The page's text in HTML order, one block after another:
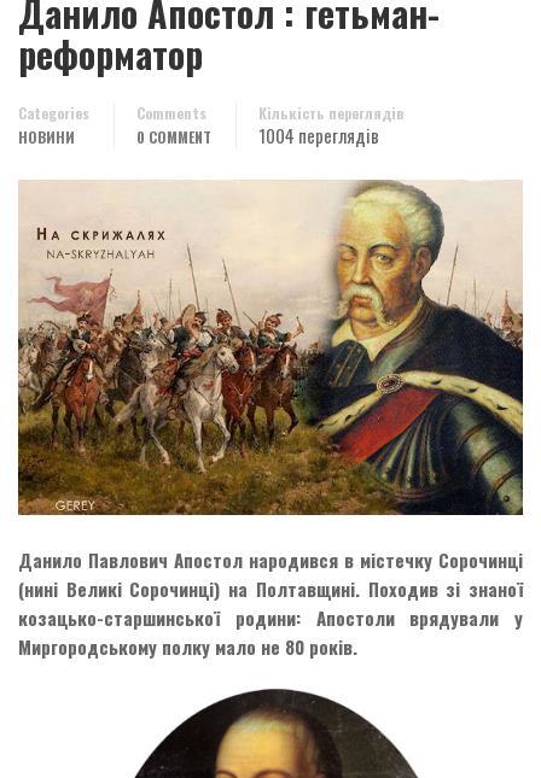
Данило Апостол : гетьман-
реформатор
Categories
НОВИНИ
Comments
0 COMMENT
Кількість переглядів
1004 переглядів
Данило Павлович Апостол народився в містечку Сорочинці
(нині Великі Сорочинці) на Полтавщині. Походив зі знаної
козацько-старшинської родини: Апостоли врядували у
Миргородському полку мало не 80 років.